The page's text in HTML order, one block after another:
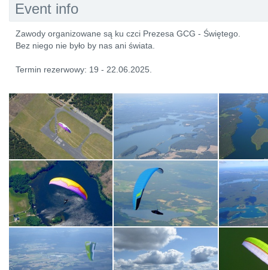
Event info
Zawody organizowane są ku czci Prezesa GCG - Świętego.
Bez niego nie było by nas ani świata.
Termin rezerwowy: 19 - 22.06.2025.